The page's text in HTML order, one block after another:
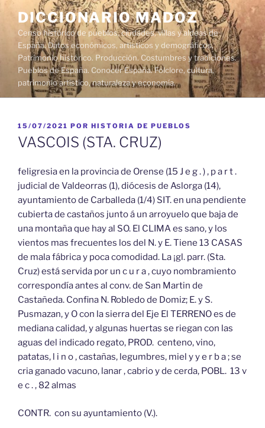
contenido
DICCIONARIO MADOZ
Censo histórico de pueblos, ciudades, villas y aldeas de
España. Datos económicos, artísticos y demográficos.
Patrimonio histórico. Producción. Costumbres y tradiciones.
Pueblos de España. Conocer España. Folclore, cultura,
patrimonio artístico, naturaleza y economía.
PUBLICADO
EL
15/07/2021 POR HISTORIA DE PUEBLOS
VASCOIS (STA. CRUZ)
feligresia en la provincia de Orense (15 J e g . ) , p a r t .
judicial de Valdeorras (1), diócesis de Aslorga (14),
ayuntamiento de Carballeda (1/4) SIT. en una pendiente
cubierta de castaños junto á un arroyuelo que baja de
una montaña que hay al SO. El CLIMA es sano, y los
vientos mas frecuentes los del N. y E. Tiene 13 CASAS
de mala fábrica y poca comodidad. La ¡gl. parr. (Sta.
Cruz) está servida por un c u r a , cuyo nombramiento
correspondía antes al conv. de San Martin de
Castañeda. Confina N. Robledo de Domiz; E. y S.
Pusmazan, y O con la sierra del Eje El TERRENO es de
mediana calidad, y algunas huertas se riegan con las
aguas del indicado regato, PROD. centeno, vino,
patatas, l i n o , castañas, legumbres, miel y y e r b a ; se
cria ganado vacuno, lanar , cabrio y de cerda, POBL. 13 v
e c . , 82 almas
CONTR. con su ayuntamiento (V.).